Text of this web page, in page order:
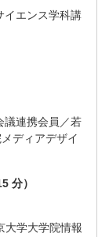
イエンス学科講
議連携会員／若
ディアデザイ
分）
大学大学院情報